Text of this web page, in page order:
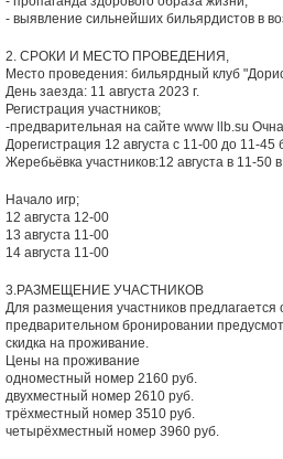
- выявление сильнейших бильярдистов в
2. СРОКИ И МЕСТО ПРОВЕДЕНИЯ,
Место проведения: бильярдный клуб
День заезда: 11 августа 2023 г.
Регистрация участников;
-предварительная на сайте www llb.su
Дорегистрация 12 августа с 11-00 до 11-45
Жеребьёвка участников:12 августа в 11-50
Начало игр;
12 августа 12-00
13 августа 11-00
14 августа 11-00
3.РАЗМЕЩЕНИЕ УЧАСТНИКОВ
Для размещения участников предлагается
предварительном бронировании
скидка на проживание.
Цены на проживание
одноместный номер 2160 руб.
двухместный номер 2610 руб.
трёхместный номер 3510 руб.
четырёхместный номер 3960 руб.